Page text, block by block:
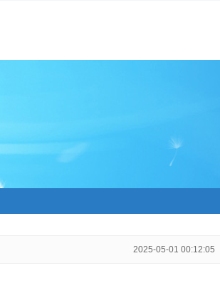
2025-05-01 00:12:05